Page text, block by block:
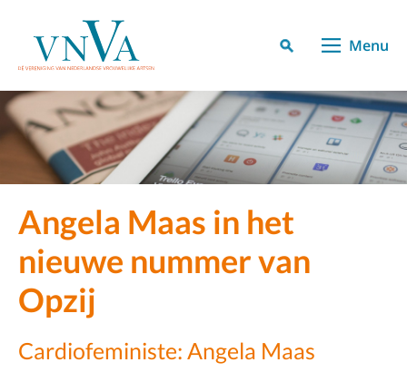
Menu
Angela Maas in het
nieuwe nummer van
Opzij
Cardiofeministe: Angela Maas